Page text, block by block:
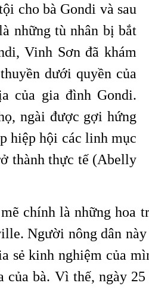
cho bà Gondi và sau
những tù nhân bị bắt
Vinh Sơn đã khám
dưới quyền của
của gia đình Gondi.
ngài được gợi hứng
hiệp hội các linh mục
thành thực tế (Abelly
chính là những
Người nông dân
kinh nghiệm của
bà. Vì thế, ngày